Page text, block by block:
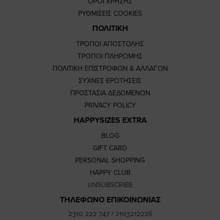
ΡΥΘΜΙΣΕΙΣ COOKIES
ΠΟΛΙΤΙΚΗ
ΤΡΟΠΟΙ ΑΠΟΣΤΟΛΗΣ
ΤΡΟΠΟΙ ΠΛΗΡΩΜΗΣ
ΠΟΛΙΤΙΚΗ ΕΠΙΣΤΡΟΦΩΝ & ΑΛΛΑΓΩΝ
ΣΥΧΝΕΣ ΕΡΩΤΗΣΕΙΣ
ΠΡΟΣΤΑΣΙΑ ΔΕΔΟΜΕΝΩΝ
PRIVACY POLICY
HAPPYSIZES EXTRA
BLOG
GIFT CARD
PERSONAL SHOPPING
HAPPY CLUB
UNSUBSCRIBE
ΤΗΛΕΦΩΝΟ ΕΠΙΚΟΙΝΩΝΙΑΣ
2310 222 747/ 2103212226